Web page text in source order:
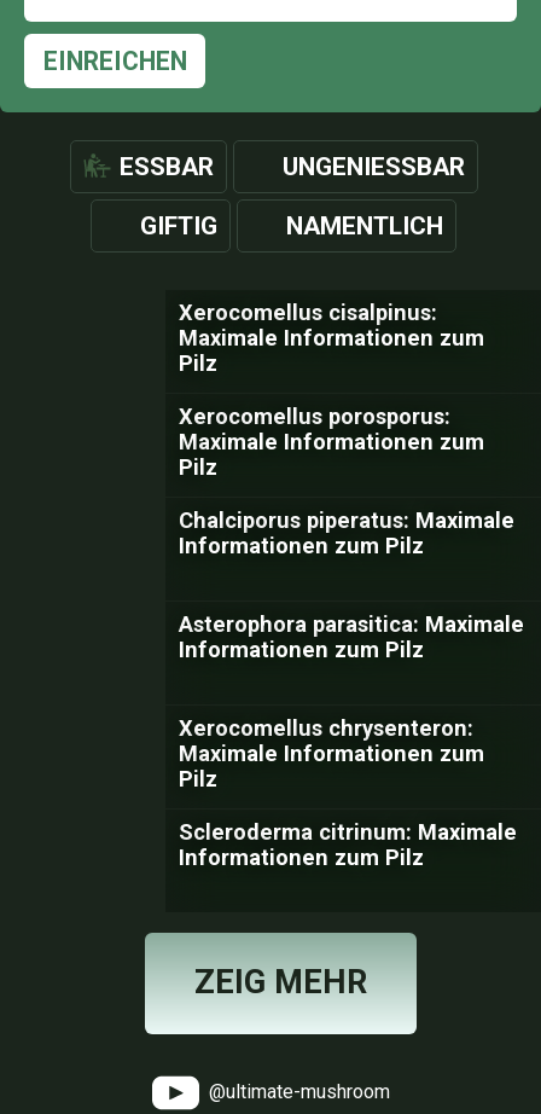
EINREICHEN
ESSBAR UNGENIESSBAR
GIFTIG NAMENTLICH
Xerocomellus cisalpinus:
Maximale Informationen zum
Pilz
Xerocomellus porosporus:
Maximale Informationen zum
Pilz
Chalciporus piperatus: Maximale
Informationen zum Pilz
Asterophora parasitica: Maximale
Informationen zum Pilz
Xerocomellus chrysenteron:
Maximale Informationen zum
Pilz
Scleroderma citrinum: Maximale
Informationen zum Pilz
ZEIG MEHR
@ultimate-mushroom